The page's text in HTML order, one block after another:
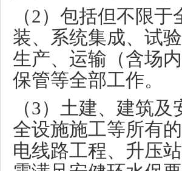
（2 ）包括但不限于
装、系统集成、试
生产、运输（含场
保管等全部工作。
（3）土建、建筑及
全设施施工等所有
电线路工程、升压